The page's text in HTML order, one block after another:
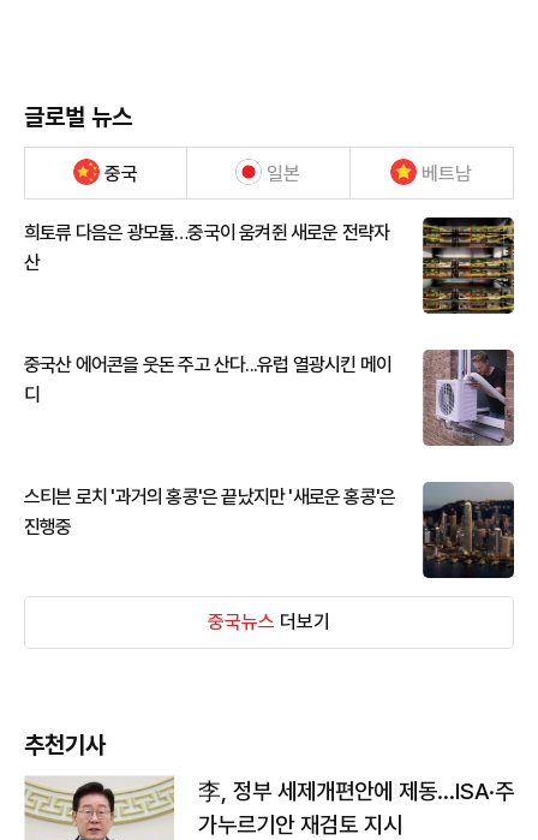
글로벌 뉴스
중국 일본 베트남
희토류 다음은 광모듈…중국이 움켜쥔 새로운 전략자
산
중국산 에어콘을 웃돈 주고 산다...유럽 열광시킨 메이
디
스티븐 로치 '과거의 홍콩'은 끝났지만 '새로운 홍콩'은
진행중
중국뉴스 더보기
추천기사
李, 정부 세제개편안에 제동…ISA·주
가누르기안 재검토 지시